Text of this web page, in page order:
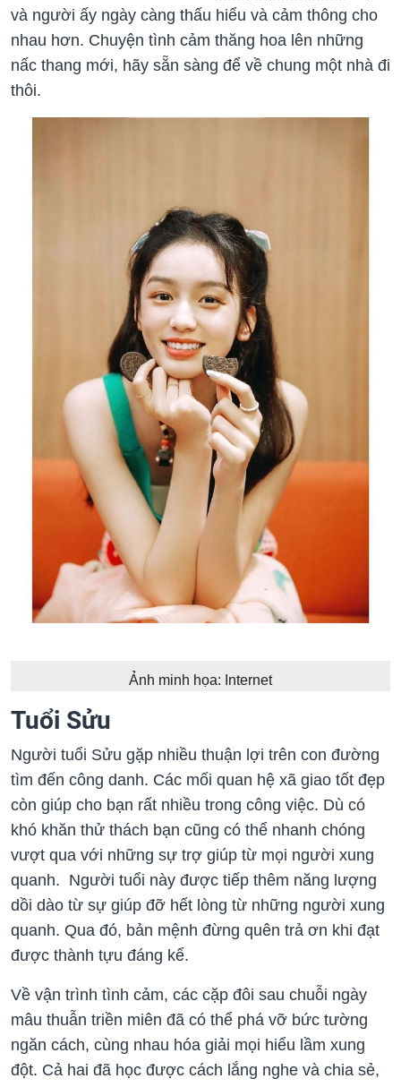
và người ấy ngày càng thấu hiểu và cảm thông cho
nhau hơn. Chuyện tình cảm thăng hoa lên những
nấc thang mới, hãy sẵn sàng để về chung một nhà đi
thôi.
Ảnh minh họa: Internet
Tuổi Sửu
Người tuổi Sửu gặp nhiều thuận lợi trên con đường
tìm đến công danh. Các mối quan hệ xã giao tốt đẹp
còn giúp cho bạn rất nhiều trong công việc. Dù có
khó khăn thử thách bạn cũng có thể nhanh chóng
vượt qua với những sự trợ giúp từ mọi người xung
quanh. Người tuổi này được tiếp thêm năng lượng
dồi dào từ sự giúp đỡ hết lòng từ những người xung
quanh. Qua đó, bản mệnh đừng quên trả ơn khi đạt
được thành tựu đáng kể.
Về vận trình tình cảm, các cặp đôi sau chuỗi ngày
mâu thuẫn triền miên đã có thể phá vỡ bức tường
ngăn cách, cùng nhau hóa giải mọi hiểu lầm xung
đột. Cả hai đã học được cách lắng nghe và chia sẻ,